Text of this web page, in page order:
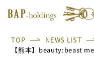
TOP
NEWS LIST
【熊本】beauty:beast